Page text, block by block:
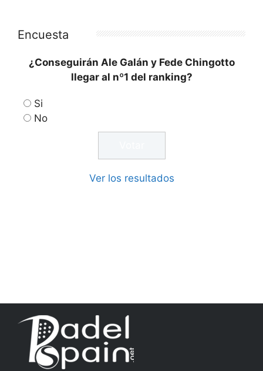
Encuesta
¿Conseguirán Ale Galán y Fede Chingotto
llegar al nº1 del ranking?
Si
No
Ver los resultados